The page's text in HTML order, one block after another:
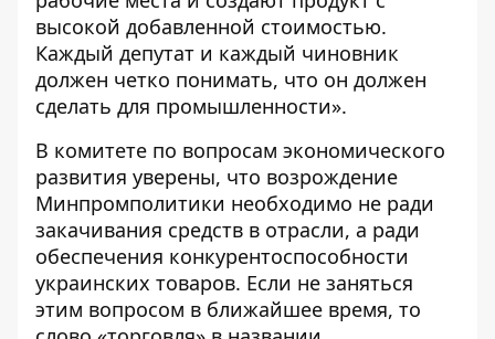
высокой добавленной стоимостью.
Каждый депутат и каждый чиновник
должен четко понимать, что он должен
сделать для промышленности».
В комитете по вопросам экономического
развития уверены, что возрождение
Минпромполитики необходимо не ради
закачивания средств в отрасли, а ради
обеспечения конкурентоспособности
украинских товаров. Если не заняться
этим вопросом в ближайшее время, то